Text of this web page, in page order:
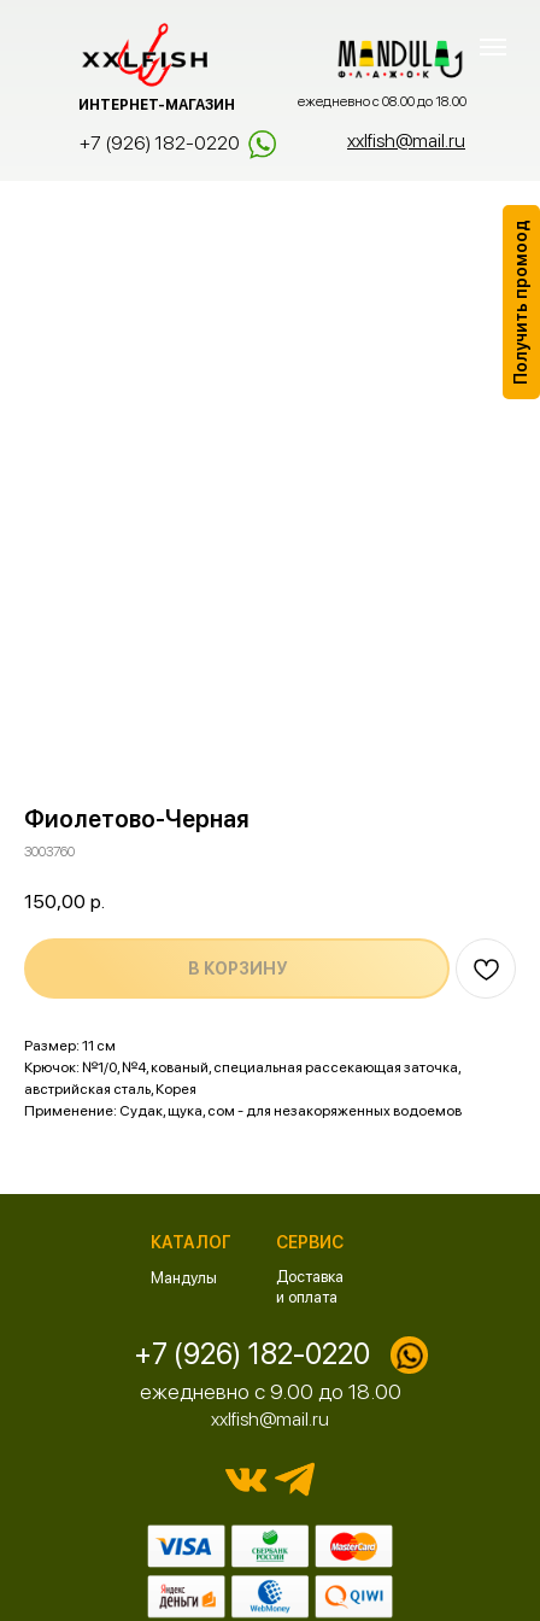
ежедневно с 08.00 до 18.00
xxlfish@mail.ru
+7 (926) 182-0220
ИНТЕРНЕТ-МАГАЗИН
Получить промоод
Фиолетово-Черная
3003760
150,00 р.
В КОРЗИНУ
Размер: 11 см
Крючок: №1/0, №4, кованый, специальная рассекающая заточка,
австрийская сталь, Корея
Применение: Судак, щука, сом - для незакоряженных водоемов
+7 (926) 182-0220
xxlfish@mail.ru
ежедневно с 9.00 до 18.00
КАТАЛОГ СЕРВИС
Мандулы
Доставка
и оплата